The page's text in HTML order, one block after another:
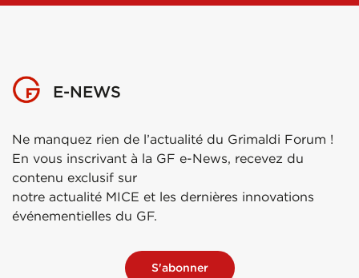
E-NEWS
Ne manquez rien de l’actualité du Grimaldi Forum !
En vous inscrivant à la GF e-News, recevez du
contenu exclusif sur
notre actualité MICE et les dernières innovations
événementielles du GF.
S'abonner